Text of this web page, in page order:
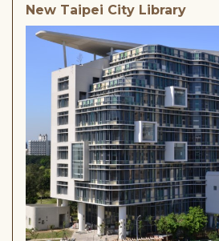
New Taipei City Library